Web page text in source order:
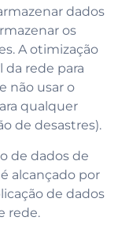
dados
os
A otimização
da rede para
não usar o
qualquer
de desastres).
de dados de
alcançado por
de dados
rede.